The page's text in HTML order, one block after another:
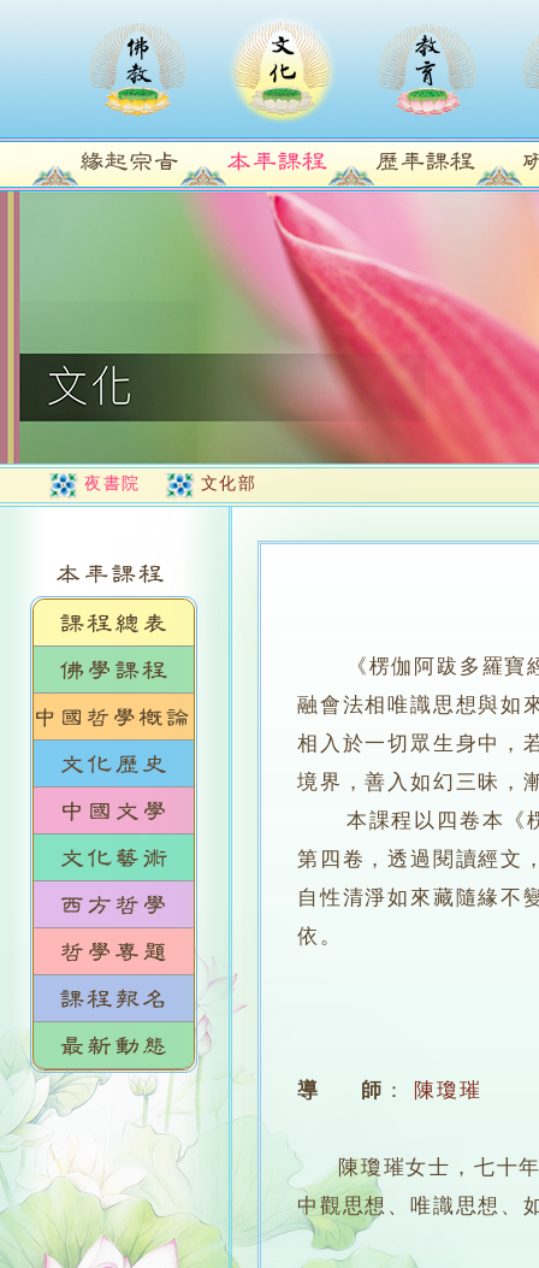
夜書院 文化部
《楞伽阿跋多羅寶經
融會法相唯識思想與如
相入於一切眾生身中，
境界，善入如幻三昧，
本課程以四卷本《楞
第四卷，透過閱讀經文
自性清淨如來藏隨緣不
依。
導 師 ： 陳瓊璀
陳瓊璀女士，七十年
中觀思想、唯識思想、